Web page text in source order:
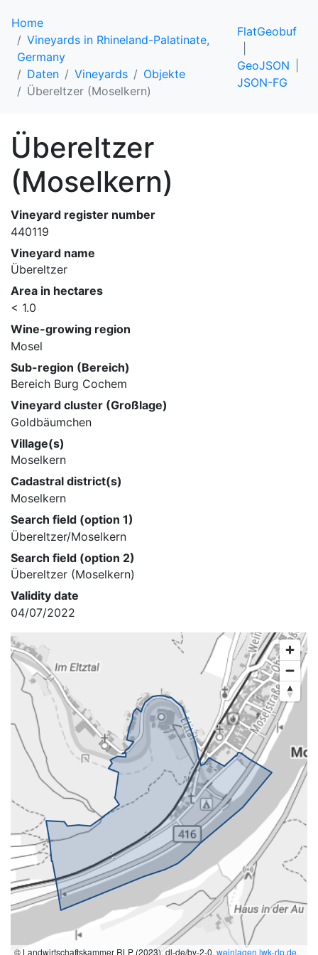
Home
Vineyards in Rhineland-Palatinate,
Germany
Daten
Vineyards
Objekte
Übereltzer (Moselkern)
FlatGeobuf
GeoJSON
JSON-FG
Übereltzer
(Moselkern)
Vineyard register number
440119
Vineyard name
Übereltzer
Area in hectares
< 1.0
Wine-growing region
Mosel
Sub-region (Bereich)
Bereich Burg Cochem
Vineyard cluster (Großlage)
Goldbäumchen
Village(s)
Moselkern
Cadastral district(s)
Moselkern
Search field (option 1)
Übereltzer/Moselkern
Search field (option 2)
Übereltzer (Moselkern)
Validity date
04/07/2022
© Landwirtschaftskammer RLP (2023), dl-de/by-2-0, weinlagen.lwk-rlp.de,